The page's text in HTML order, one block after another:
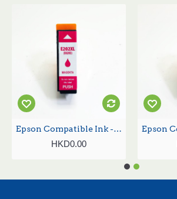
Epson Compatible Ink - T02H383G {M}
HKD0.00